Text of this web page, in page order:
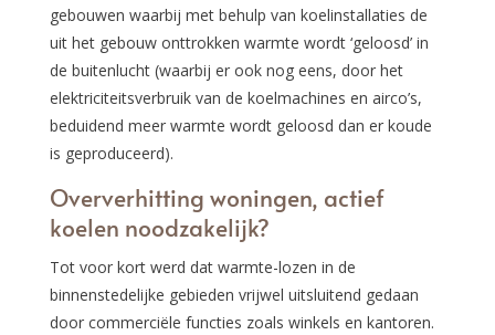
gebouwen waarbij met behulp van koelinstallaties de
uit het gebouw onttrokken warmte wordt ‘geloosd’ in
de buitenlucht (waarbij er ook nog eens, door het
elektriciteitsverbruik van de koelmachines en airco’s,
beduidend meer warmte wordt geloosd dan er koude
is geproduceerd).
Oververhitting woningen, actief
koelen noodzakelijk?
Tot voor kort werd dat warmte-lozen in de
binnenstedelijke gebieden vrijwel uitsluitend gedaan
door commerciële functies zoals winkels en kantoren.